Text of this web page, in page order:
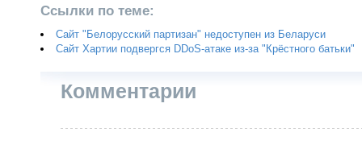
Ссылки по теме:
Сайт "Белорусский партизан" недоступен из Беларуси
Сайт Хартии подвергся DDoS-атаке из-за "Крёстного батьки"
Комментарии